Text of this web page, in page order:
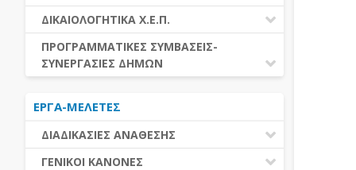
ΕΚΤΕΛΕΣΗ ΥΠΗΡΕΣΙΩΝ
ΕΚΤΕΛΕΣΗ ΠΡΟΜΗΘΕΙΩΝ
ΕΑΑΔΗΣΥ
ΕΑΔΗΣΥ
ΕΛ.ΣΥΝΕΔΡΙΟ
ΕΣΗΔΗΣ
ΔΙΚΑΙΟΛΟΓΗΤΙΚΑ Χ.Ε.Π.
ΔΙΚΑΙΟΛΟΓΗΤΙΚΑ Χ.Ε.Π.
ΠΡΟΓΡΑΜΜΑΤΙΚΕΣ ΣΥΜΒΑΣΕΙΣ-
ΣΥΝΕΡΓΑΣΙΕΣ ΔΗΜΩΝ
ΔΙΕΘΝΕΣ ΚΑΙ ΕΥΡΩΠΑΙΚΟ ΕΠΙΠΕΔΟ
ΠΡΟΓΡΑΜΜΑΤΙΚΕΣ ΣΥΜΒΑΣΕΙΣ
ΕΡΓΑ-ΜΕΛΕΤΕΣ
ΔΙΑΔΙΚΑΣΙΕΣ ΑΝΑΘΕΣΗΣ
ΔΙΑΔΙΚΑΣΙΕΣ ΑΝΑΘΕΣΗΣ
ΓΕΝΙΚΟΙ ΚΑΝΟΝΕΣ